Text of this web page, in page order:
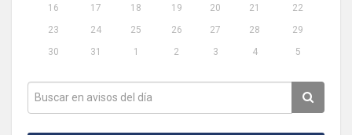
16
17 18 19 20 21
22
23
24 25 26 27 28
29
30
31 1 2 3 4 5